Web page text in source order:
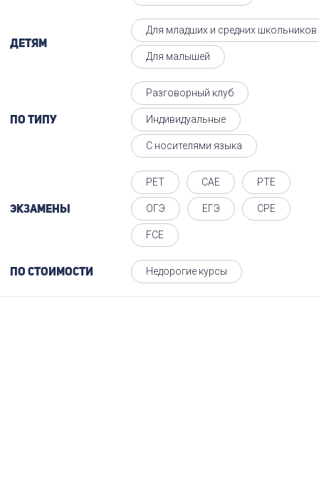
Детям
Для младших и средних школьников
Для малышей
По типу
Разговорный клуб
Индивидуальные
С носителями языка
Экзамены
PET CAE PTE
ОГЭ ЕГЭ CPE
FCE
По стоимости Недорогие курсы